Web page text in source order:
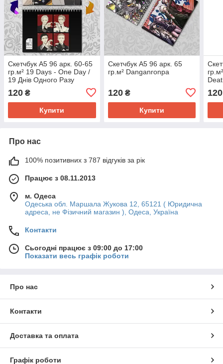
Скетчбук А5 96 арк. 60-65
гр.м² 19 Days - One Day /
19 Днів Одного Разу
120 ₴
Купити
Скетчбук А5 96 арк. 65
гр.м² Danganronpa
120₴
Купити
120
Про нас
100% позитивних з 787 відгуків за рік
Працює з 08.11.2013
м. Одеса
Одеська обл. Маршала Жукова 12, 65121 ( Юридична
адреса, не Фізичний магазин ), Одеса, Україна
Контакти
Сьогодні працює з 09:00 до 17:00
Показати весь графік роботи
Про нас
Контакти
Доставка та оплата
Графік роботи